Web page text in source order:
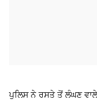
ਪੁਲਿਸ ਨੇ ਰਸਤੇ ਤੋਂ ਲੰਘਣ